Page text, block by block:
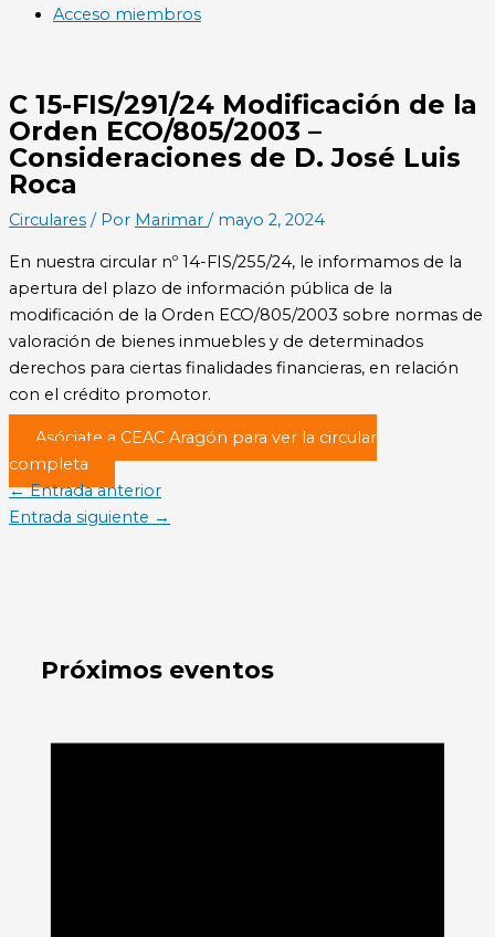
Acceso miembros
C 15-FIS/291/24 Modificación de la
Orden ECO/805/2003 –
Consideraciones de D. José Luis
Roca
Circulares / Por Marimar / mayo 2, 2024
En nuestra circular nº 14-FIS/255/24, le informamos de la
apertura del plazo de información pública de la
modificación de la Orden ECO/805/2003 sobre normas de
valoración de bienes inmuebles y de determinados
derechos para ciertas finalidades financieras, en relación
con el crédito promotor.
Asóciate a CEAC Aragón para ver la circular
completa
←Entrada anterior
Entrada siguiente →
Próximos eventos